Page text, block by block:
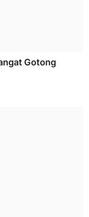
Gotong